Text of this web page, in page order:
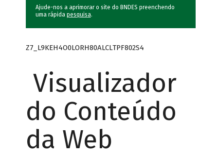
Ajude-nos a aprimorar o site do BNDES preenchendo
uma rápida pesquisa.
Z7_L9KEH4O0LORH80ALCLTPF802S4
Visualizador
do Conteúdo
da Web